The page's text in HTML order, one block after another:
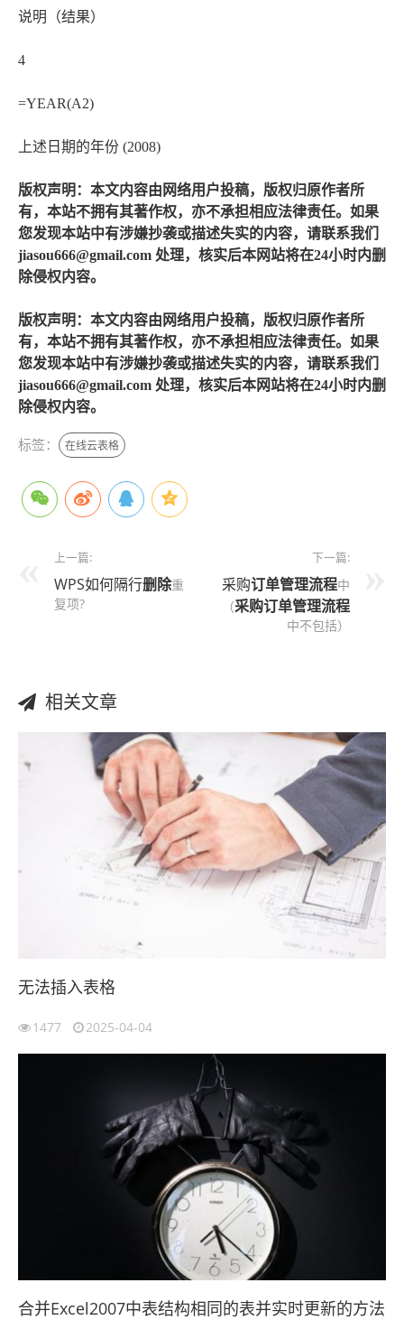
说明（结果）
4
=YEAR(A2)
上述日期的年份 (2008)
版权声明：本文内容由网络用户投稿，版权归原作者所
有，本站不拥有其著作权，亦不承担相应法律责任。如果
您发现本站中有涉嫌抄袭或描述失实的内容，请联系我们
jiasou666@gmail.com 处理，核实后本网站将在24小时内删
除侵权内容。
版权声明：本文内容由网络用户投稿，版权归原作者所
有，本站不拥有其著作权，亦不承担相应法律责任。如果
您发现本站中有涉嫌抄袭或描述失实的内容，请联系我们
jiasou666@gmail.com 处理，核实后本网站将在24小时内删
除侵权内容。
标签： 在线云表格
上一篇:
WPS如何隔行删除重
复项?
下一篇:
采购订单管理流程中
（采购订单管理流程
中不包括）
相关文章
无法插入表格
1477 2025-04-04
合并Excel2007中表结构相同的表并实时更新的方法